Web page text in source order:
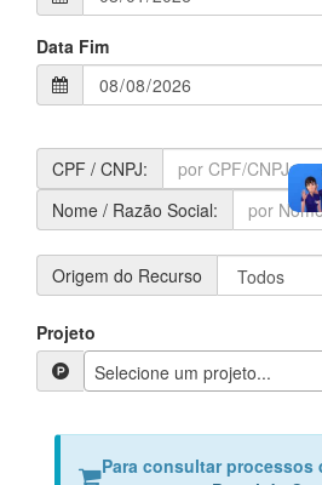
Data Fim
CPF / CNPJ:
Nome / Razão Social:
Origem do Recurso
Projeto
Selecione um projeto...
Para consultar processos